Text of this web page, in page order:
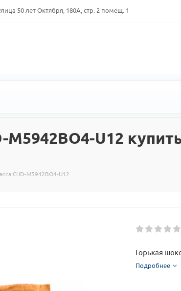
50 лет Октября, 180А, стр. 2 помещ. 1
U12
CHD-M5942BO4-U12
Горькая
Подробнее